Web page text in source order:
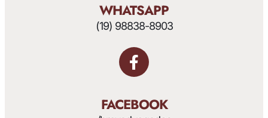
WHATSAPP
(19) 98838-8903
FACEBOOK